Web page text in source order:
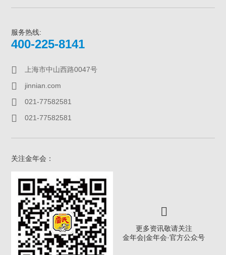
服务热线:
400-225-8141
上海市中山西路0047号
jinnian.com
021-77582581
021-77582581
关注金年会：
更多资讯敬请关注
金年会|金年会·官方公众号